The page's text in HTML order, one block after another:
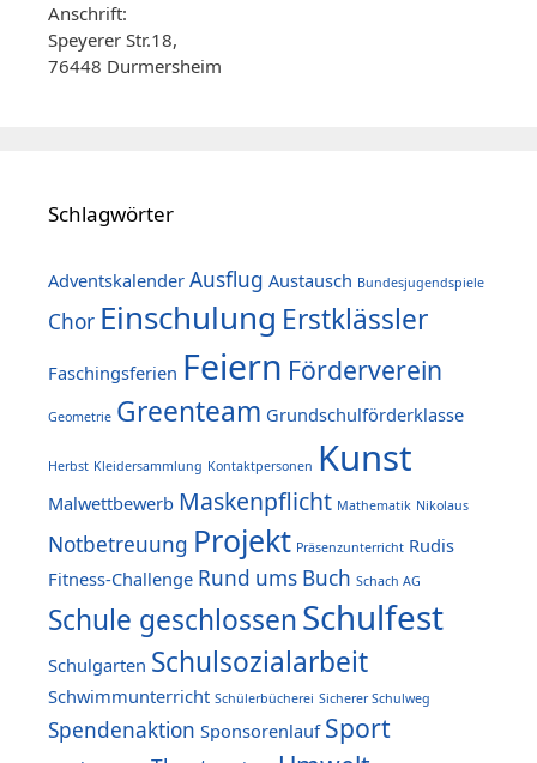
Anschrift:
Speyerer Str.18,
76448 Durmersheim
Schlagwörter
Adventskalender Ausflug Austausch Bundesjugendspiele
Chor Einschulung Erstklässler
Faschingsferien Feiern Förderverein
Geometrie Greenteam Grundschulförderklasse
Herbst Kleidersammlung Kontaktpersonen Kunst
Malwettbewerb Maskenpflicht Mathematik Nikolaus
Notbetreuung Projekt Präsenzunterricht Rudis
Fitness-Challenge Rund ums Buch Schach AG
Schule geschlossenSchulfest
Schulgarten Schulsozialarbeit
Schwimmunterricht Schülerbücherei Sicherer Schulweg
Spendenaktion Sponsorenlauf Sport